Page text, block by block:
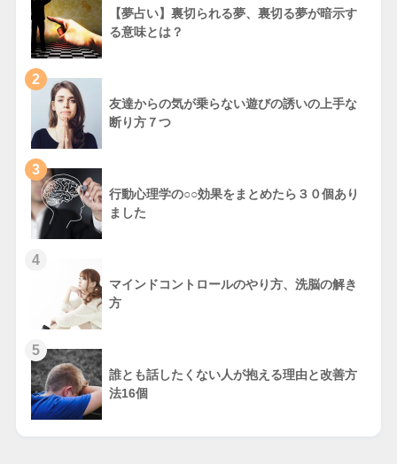
【夢占い】裏切られる夢、裏切る夢が暗示す
る意味とは？
2
友達からの気が乗らない遊びの誘いの上手な
断り方７つ
3
行動心理学の○○効果をまとめたら３０個あり
ました
4
マインドコントロールのやり方、洗脳の解き
方
5
誰とも話したくない人が抱える理由と改善方
法16個